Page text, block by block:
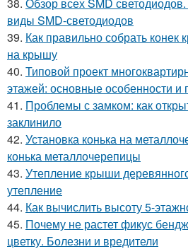
виды SMD-светодиодов
39. Как правильно собрать
на крышу
40. Типовой проект
этажей: основные особенности и
41. Проблемы с замком: как
заклинило
42. Установка конька на
конька металлочерепицы
43. Утепление крыши
утепление
44. Как вычислить высоту 5-
45. Почему не растет фикус
цветку. Болезни и вредители